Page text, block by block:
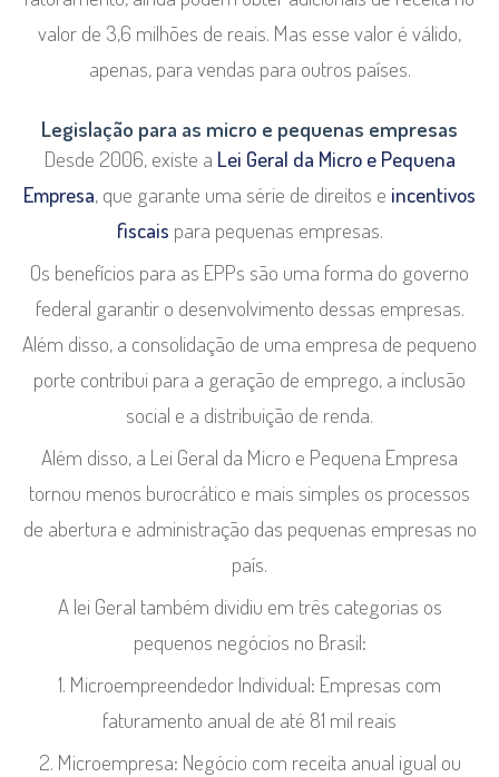
valor de 3,6 milhões de reais. Mas esse valor é válido,
apenas, para vendas para outros países.
Legislação para as micro e pequenas empresas
Desde 2006, existe a Lei Geral da Micro e Pequena
Empresa, que garante uma série de direitos e incentivos
fiscais para pequenas empresas.
Os benefícios para as EPPs são uma forma do governo
federal garantir o desenvolvimento dessas empresas.
Além disso, a consolidação de uma empresa de pequeno
porte contribui para a geração de emprego, a inclusão
social e a distribuição de renda.
Além disso, a Lei Geral da Micro e Pequena Empresa
tornou menos burocrático e mais simples os processos
de abertura e administração das pequenas empresas no
país.
A lei Geral também dividiu em três categorias os
pequenos negócios no Brasil:
Microempreendedor Individual: Empresas com
faturamento anual de até 81 mil reais
Microempresa: Negócio com receita anual igual ou